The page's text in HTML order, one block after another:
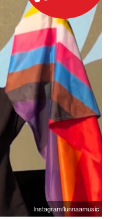
Instagram/lunnaamusic